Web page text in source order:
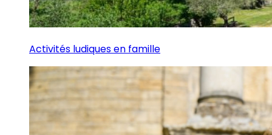
Activités ludiques en famille